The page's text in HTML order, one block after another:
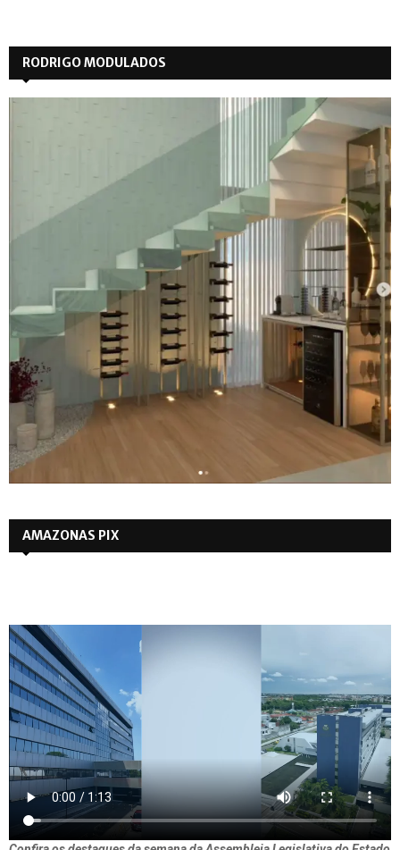
RODRIGO MODULADOS
AMAZONAS PIX